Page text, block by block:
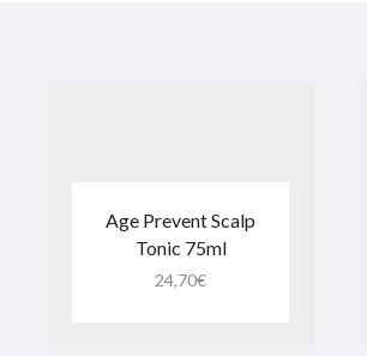
Age Prevent Scalp
Tonic 75ml
24,70€